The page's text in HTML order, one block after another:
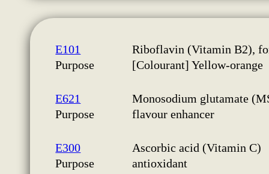
E101
Riboflavin (Vitamin B2),
Purpose
[Colourant] Yellow-orange
E621
Monosodium glutamate
Purpose
flavour enhancer
E300
Ascorbic acid (Vitamin C)
Purpose
antioxidant